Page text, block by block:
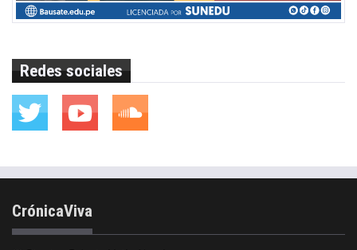
Redes sociales
CrónicaViva